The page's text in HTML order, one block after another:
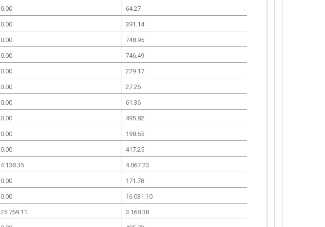
0.00 64.27
0.00 391.14
0.00 748.95
0.00 746.49
0.00 279.17
0.00 27.26
0.00 61.36
0.00 495.82
0.00 198.65
0.00 417.25
4 138.35 4 067.23
0.00 171.78
0.00 16 031.10
25 769.11 3 168.38